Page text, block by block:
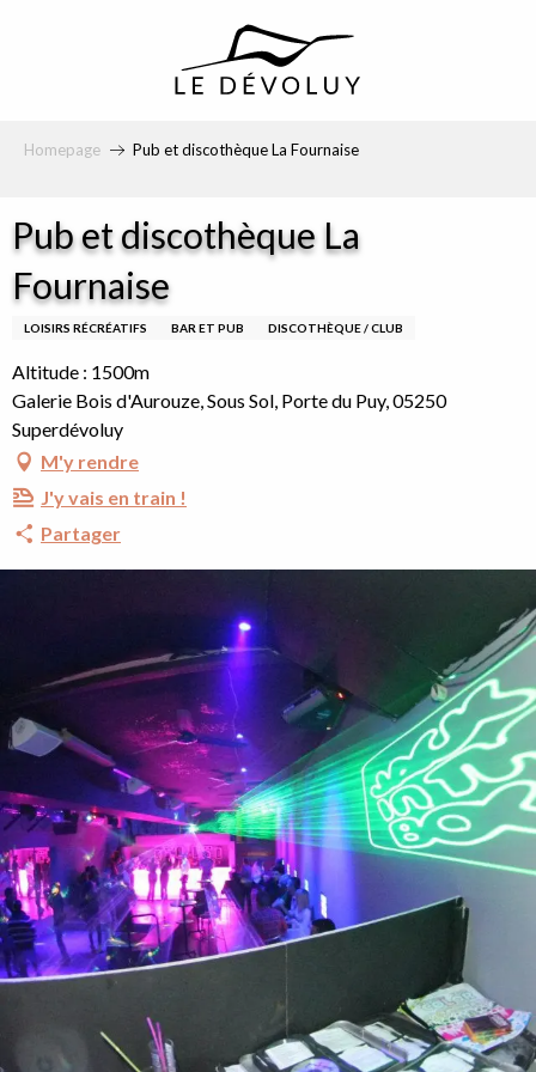
Homepage Pub et discothèque La Fournaise
Pub et discothèque La
Fournaise
LOISIRS RÉCRÉATIFS BAR ET PUB DISCOTHÈQUE / CLUB
Altitude : 1500m
Galerie Bois d'Aurouze, Sous Sol, Porte du Puy, 05250
Superdévoluy
M'y rendre
J'y vais en train !
Partager